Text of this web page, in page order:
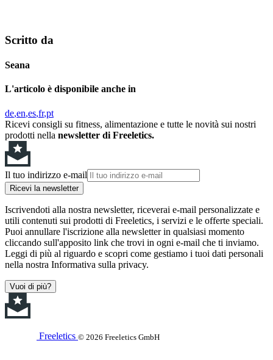
Scritto da
Seana
L'articolo è disponibile anche in
de en es fr pt
Ricevi consigli su fitness, alimentazione e tutte le novità sui nostri
prodotti nella newsletter di Freeletics.
Il tuo indirizzo e-mail
Ricevi la newsletter
Iscrivendoti alla nostra newsletter, riceverai e-mail personalizzate e
utili contenuti sui prodotti di Freeletics, i servizi e le offerte speciali.
Puoi annullare l'iscrizione alla newsletter in qualsiasi momento
cliccando sull'apposito link che trovi in ogni e-mail che ti inviamo.
Leggi di più al riguardo e scopri come gestiamo i tuoi dati personali
nella nostra Informativa sulla privacy.
Vuoi di più?
Freeletics © 2026 Freeletics GmbH